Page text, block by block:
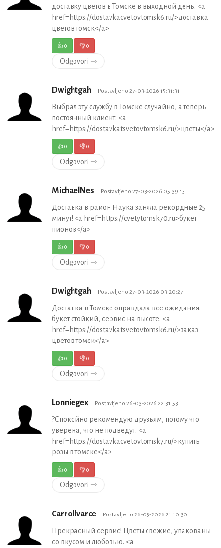
доставку цветов в Томске в выходной день. <a
href=https://dostavkacvetovtomsk6.ru/>доставка
цветов томск</a>
👍0 👎0
Odgovori ⇾
Dwightgah Postavljeno 27-03-2026 15:31:31
Выбрал эту службу в Томске случайно, а теперь
постоянный клиент. <a
href=https://dostavkatsvetovtomsk6.ru/>цветы</a>
👍0 👎0
Odgovori ⇾
MichaelNes Postavljeno 27-03-2026 05:39:15
Доставка в район Наука заняла рекордные 25
минут! <a href=https://cvetytomsk70.ru>букет
пионов</a>
👍0 👎0
Odgovori ⇾
Dwightgah Postavljeno 27-03-2026 03:20:27
Доставка в Томске оправдала все ожидания:
букет стойкий, сервис на высоте. <a
href=https://dostavkatsvetovtomsk6.ru/>заказ
цветов томск</a>
👍0 👎0
Odgovori ⇾
Lonniegex Postavljeno 26-03-2026 22:31:53
?Спокойно рекомендую друзьям, потому что
уверена, что не подведут. <a
href=https://dostavkacvetovtomsk7.ru/>купить
розы в томске</a>
👍0 👎0
Odgovori ⇾
Carrollvarce Postavljeno 26-03-2026 21:10:30
Прекрасный сервис! Цветы свежие, упакованы
со вкусом и любовью. <a